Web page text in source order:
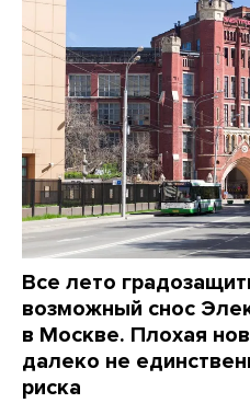
Все лето
возможный снос
в Москве. Плохая
далеко не
риска